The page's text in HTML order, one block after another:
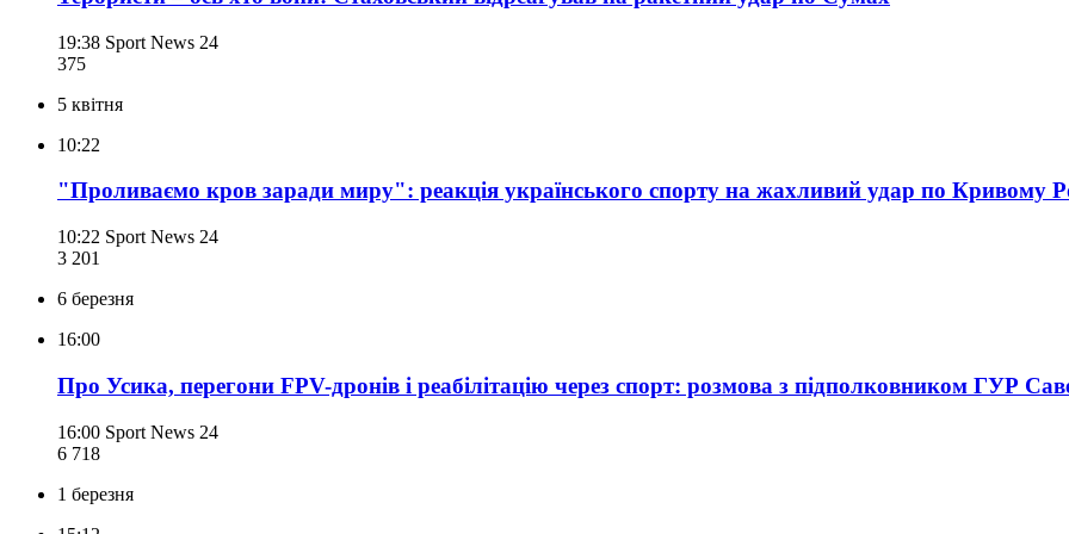
19:38 Sport News 24
375
5 квітня
10:22
"Проливаємо кров заради миру": реакція українського спорту на жахливий удар по Кривому
10:22 Sport News 24
3 201
6 березня
16:00
Про Усика, перегони FPV-дронів і реабілітацію через спорт: розмова з підполковником ГУР
16:00 Sport News 24
6 718
1 березня